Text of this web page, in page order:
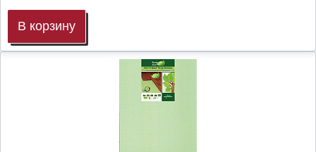
В корзину